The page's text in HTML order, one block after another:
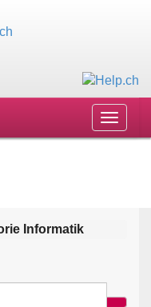
Toggle
Informatik